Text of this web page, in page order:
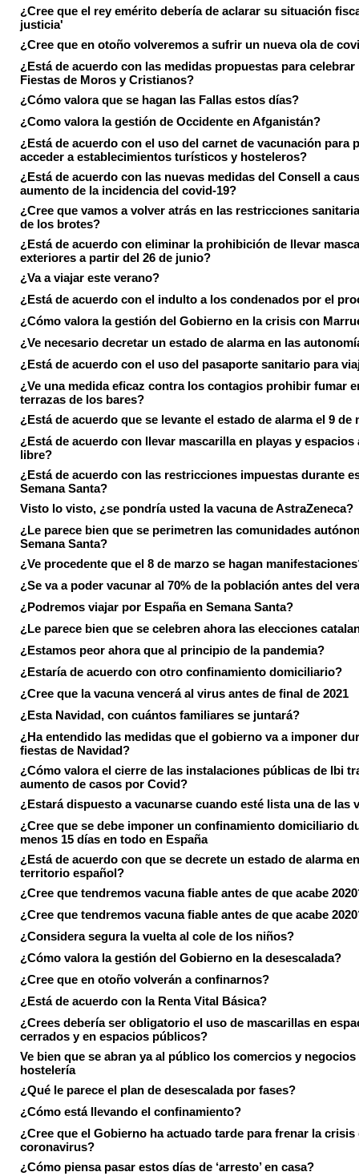
¿Cree que el rey emérito debería de aclarar su situación
justicia'
¿Cree que en otoño volveremos a sufrir un nueva ola de
¿Está de acuerdo con las medidas propuestas para celebrar
Fiestas de Moros y Cristianos?
¿Cómo valora que se hagan las Fallas estos días?
¿Como valora la gestión de Occidente en Afganistán?
¿Está de acuerdo con el uso del carnet de vacunación para
acceder a establecimientos turísticos y hosteleros?
¿Está de acuerdo con las nuevas medidas del Consell a
aumento de la incidencia del covid-19?
¿Cree que vamos a volver atrás en las restricciones
de los brotes?
¿Está de acuerdo con eliminar la prohibición de llevar
exteriores a partir del 26 de junio?
¿Va a viajar este verano?
¿Está de acuerdo con el indulto a los condenados por el
¿Cómo valora la gestión del Gobierno en la crisis con
¿Ve necesario decretar un estado de alarma en las
¿Está de acuerdo con el uso del pasaporte sanitario para
¿Ve una medida eficaz contra los contagios prohibir fumar
terrazas de los bares?
¿Está de acuerdo que se levante el estado de alarma el 9 de
¿Está de acuerdo con llevar mascarilla en playas y espacios
libre?
¿Está de acuerdo con las restricciones impuestas durante
Semana Santa?
Visto lo visto, ¿se pondría usted la vacuna de AstraZeneca?
¿Le parece bien que se perimetren las comunidades
Semana Santa?
¿Ve procedente que el 8 de marzo se hagan
¿Se va a poder vacunar al 70% de la población antes del
¿Podremos viajar por España en Semana Santa?
¿Le parece bien que se celebren ahora las elecciones
¿Estamos peor ahora que al principio de la pandemia?
¿Estaría de acuerdo con otro confinamiento domiciliario?
¿Cree que la vacuna vencerá al virus antes de final de 2021
¿Esta Navidad, con cuántos familiares se juntará?
¿Ha entendido las medidas que el gobierno va a imponer
fiestas de Navidad?
¿Cómo valora el cierre de las instalaciones públicas de Ibi
aumento de casos por Covid?
¿Estará dispuesto a vacunarse cuando esté lista una de las
¿Cree que se debe imponer un confinamiento domiciliario
menos 15 días en todo en España
¿Está de acuerdo con que se decrete un estado de alarma
territorio español?
¿Cree que tendremos vacuna fiable antes de que acabe
¿Cree que tendremos vacuna fiable antes de que acabe
¿Considera segura la vuelta al cole de los niños?
¿Cómo valora la gestión del Gobierno en la desescalada?
¿Cree que en otoño volverán a confinarnos?
¿Está de acuerdo con la Renta Vital Básica?
¿Crees debería ser obligatorio el uso de mascarillas en
cerrados y en espacios públicos?
Ve bien que se abran ya al público los comercios y negocios
hostelería
¿Qué le parece el plan de desescalada por fases?
¿Cómo está llevando el confinamiento?
¿Cree que el Gobierno ha actuado tarde para frenar la crisis
coronavirus?
¿Cómo piensa pasar estos días de ‘arresto’ en casa?